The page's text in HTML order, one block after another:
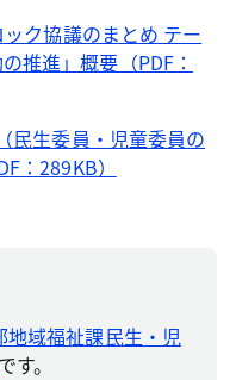
ク協議のまとめ テー
推進」概要（PDF：
民生委員・児童委員の
：289KB）
地域福祉課民生・児
です。